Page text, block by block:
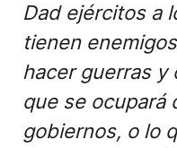
Dad ejércitos a
tienen
hacer guerras y
que se ocupará
gobiernos, o lo